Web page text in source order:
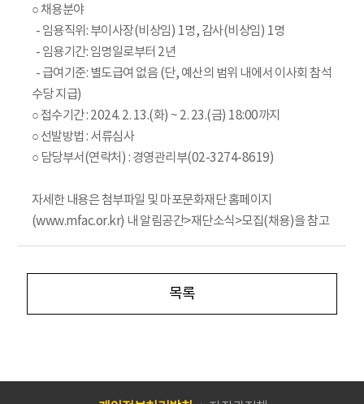
○ 채용분야
- 임용직위: 부이사장(비상임) 1명, 감사(비상임) 1명
- 임용기간: 임명일로부터 2년
- 급여기준: 별도급여 없음 (단, 예산의 범위 내에서 이사회 참석
수당 지급)
○ 접수기간 : 2024. 2. 13.(화) ~ 2. 23.(금) 18:00까지
○ 선발방법 : 서류심사
○ 담당부서(연락처) : 경영관리부(02-3274-8619)
자세한 내용은 첨부파일 및 마포문화재단 홈페이지
(www.mfac.or.kr) 내 알림공간>재단소식>모집(채용)을 참고
목록